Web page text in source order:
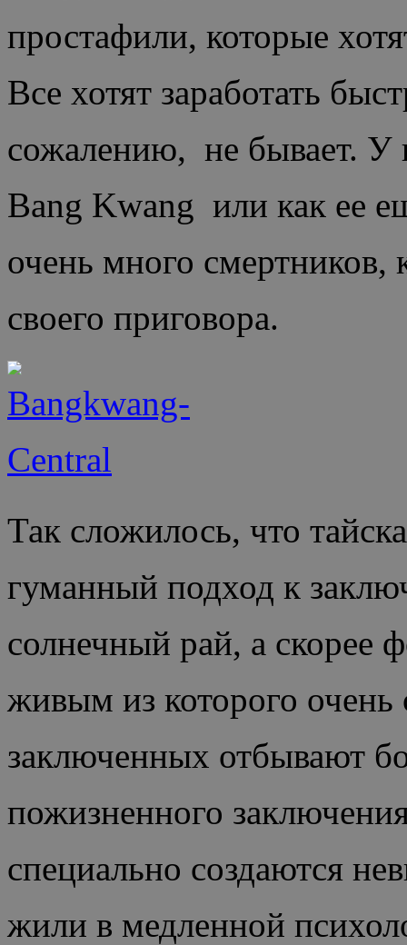
простафили, которые
Все хотят заработать
сожалению, не бывает. У
Bang Kwang или как ее
очень много
своего приговора.
Так сложилось, что
гуманный подход к
солнечный рай, а скорее
живым из которого
заключенных отбывают
пожизненного
специально создаются
жили в медленной